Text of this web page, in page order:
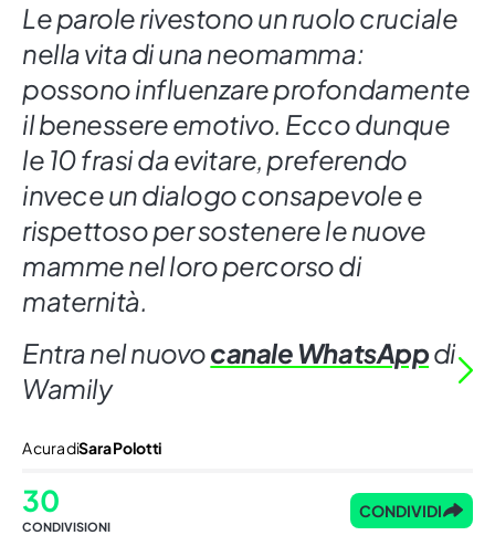
Le parole rivestono un ruolo cruciale
nella vita di una neomamma:
possono influenzare profondamente
il benessere emotivo. Ecco dunque
le 10 frasi da evitare, preferendo
invece un dialogo consapevole e
rispettoso per sostenere le nuove
mamme nel loro percorso di
maternità.
Entra nel nuovocanale WhatsAppdi
Wamily
A cura diSara Polotti
30
CONDIVISIONI
CONDIVIDI